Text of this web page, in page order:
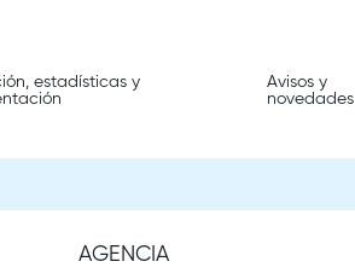
estadísticas y
Avisos y
novedades
AGENCIA